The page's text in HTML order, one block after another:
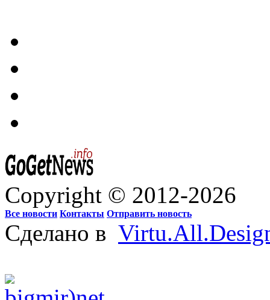
Copyright © 2012-2026
Все новости Контакты Отправить новость
Сделано в